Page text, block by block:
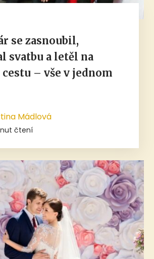
se zasnoubil,
svatbu a letěl na
– vše v jednom
Mádlová
čtení